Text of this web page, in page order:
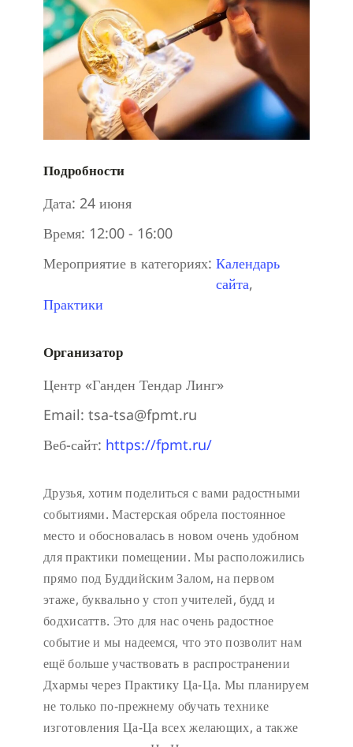
Подробности
Дата: 24 июня
Время: 12:00 - 16:00
Мероприятие в категориях: Календарь
сайта,
Практики
Организатор
Центр «Ганден Тендар Линг»
Email: tsa-tsa@fpmt.ru
Веб-сайт: https://fpmt.ru/
Друзья, хотим поделиться с вами радостными
событиями. Мастерская обрела постоянное
место и обосновалась в новом очень удобном
для практики помещении. Мы расположились
прямо под Буддийским Залом, на первом
этаже, буквально у стоп учителей, будд и
бодхисаттв. Это для нас очень радостное
событие и мы надеемся, что это позволит нам
ещё больше участвовать в распространении
Дхармы через Практику Ца-Ца. Мы планируем
не только по-прежнему обучать технике
изготовления Ца-Ца всех желающих, а также